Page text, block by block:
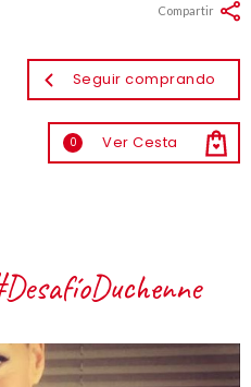
Seguir comprando
0 Ver Cesta
Compartir